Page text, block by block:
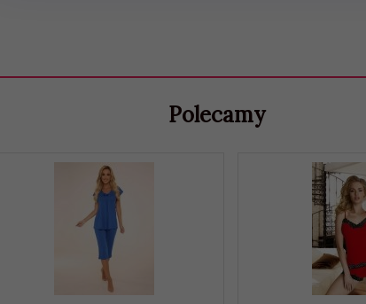
Polecamy